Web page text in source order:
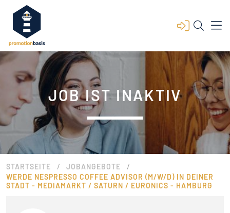
JOB IST INAKTIV
STARTSEITE / JOBANGEBOTE /
WERDE NESPRESSO COFFEE ADVISOR (M/W/D) IN DEINER
STADT - MEDIAMARKT / SATURN / EURONICS - HAMBURG